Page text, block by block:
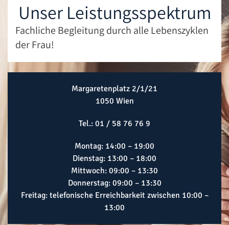
Unser Leistungsspektrum
Fachliche Begleitung durch alle Lebenszyklen
der Frau!
Margaretenplatz 2/1/21
1050 Wien
Tel.: 01 / 58 76 76 9
Montag: 14:00 – 19:00
Dienstag: 13:00 – 18:00
Mittwoch: 09:00 – 13:30
Donnerstag: 09:00 – 13:30
Freitag: telefonische Erreichbarkeit zwischen 10:00 –
13:00